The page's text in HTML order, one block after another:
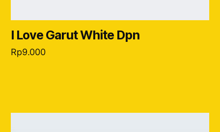
I Love Garut White Dpn
Rp9.000